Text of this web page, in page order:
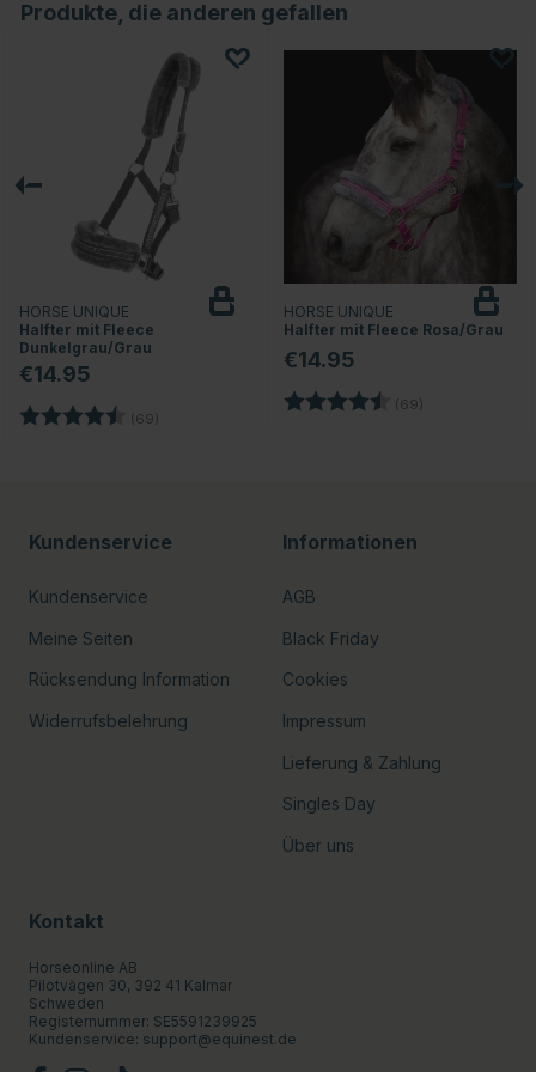
Produkte, die anderen gefallen
HORSE UNIQUE
Halfter mit Fleece
Dunkelgrau/Grau
€14.95
Bewertung: (69)
HORSE UNIQUE
Halfter mit Fleece Rosa/Grau
€14.95
Bewertung: (69)
Kundenservice
Kundenservice
Meine Seiten
Rücksendung Information
Widerrufsbelehrung
Informationen
AGB
Black Friday
Cookies
Impressum
Lieferung & Zahlung
Singles Day
Über uns
Kontakt
Horseonline AB
Pilotvägen 30, 392 41 Kalmar
Schweden
Registernummer: SE5591239925
Kundenservice: support@equinest.de